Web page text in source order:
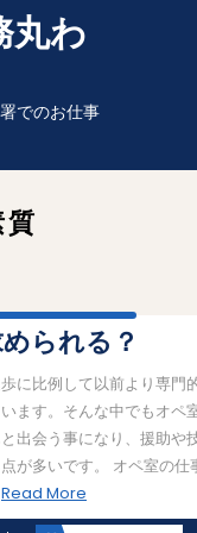
丸わ
でのお仕事
られる？
に比例して以前より専門
ます。そんな中でもオペ
出会う事になり、援助や
が多いです。 オペ室の仕
Read More
More